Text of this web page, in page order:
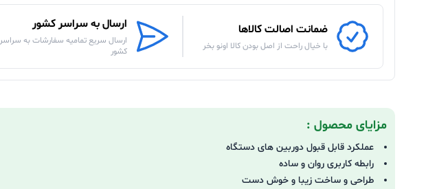
ضمانت اصالت کالاها
با خیال راحت از اصل بودن کالا اونو بخر
ارسال به سراسر کشور
ارسال سریع تمامیه سفارشات به سراسر
کشور
مزایای محصول :
عملکرد قابل قبول دوربین های دستگاه
رابطه کاربری روان و ساده
طراحی و ساخت زیبا و خوش دست